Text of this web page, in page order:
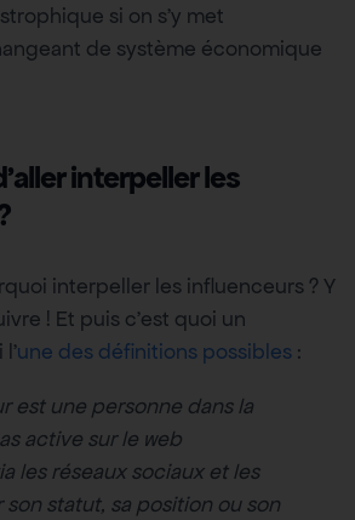
si on s’y met
de système économique
interpeller les
interpeller les influenceurs ? Y
! Et puis c’est quoi un
une des définitions possibles :
est une personne dans la
active sur le web
les réseaux sociaux et les
statut, sa position ou son